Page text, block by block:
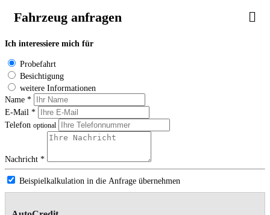
Fahrzeug anfragen
Ich interessiere mich für
Probefahrt
Besichtigung
weitere Informationen
Name *
E-Mail *
Telefon optional
Nachricht *
Beispielkalkulation in die Anfrage übernehmen